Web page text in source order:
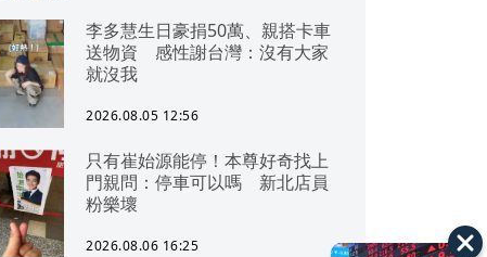
李多慧生日豪捐50萬、親搭卡車
送物資 感性謝台灣：沒有大家
就沒我
2026.08.05 12:56
只有崔始源能停！本尊好奇找上
門親問：停車可以嗎 新北店員
粉樂壞
2026.08.06 16:25